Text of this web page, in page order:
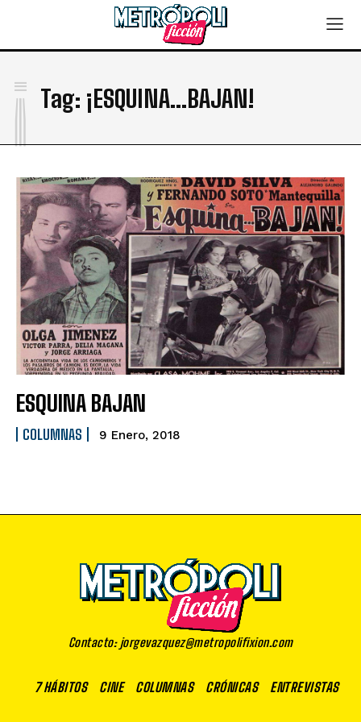
Tag: ¡ESQUINA...BAJAN!
¡
ESQUINA BAJAN
COLUMNAS 9 Enero, 2018
Contacto: jorgevazquez@metropolifixion.com
7 HÁBITOS CINE COLUMNAS CRÓNICAS ENTREVISTAS